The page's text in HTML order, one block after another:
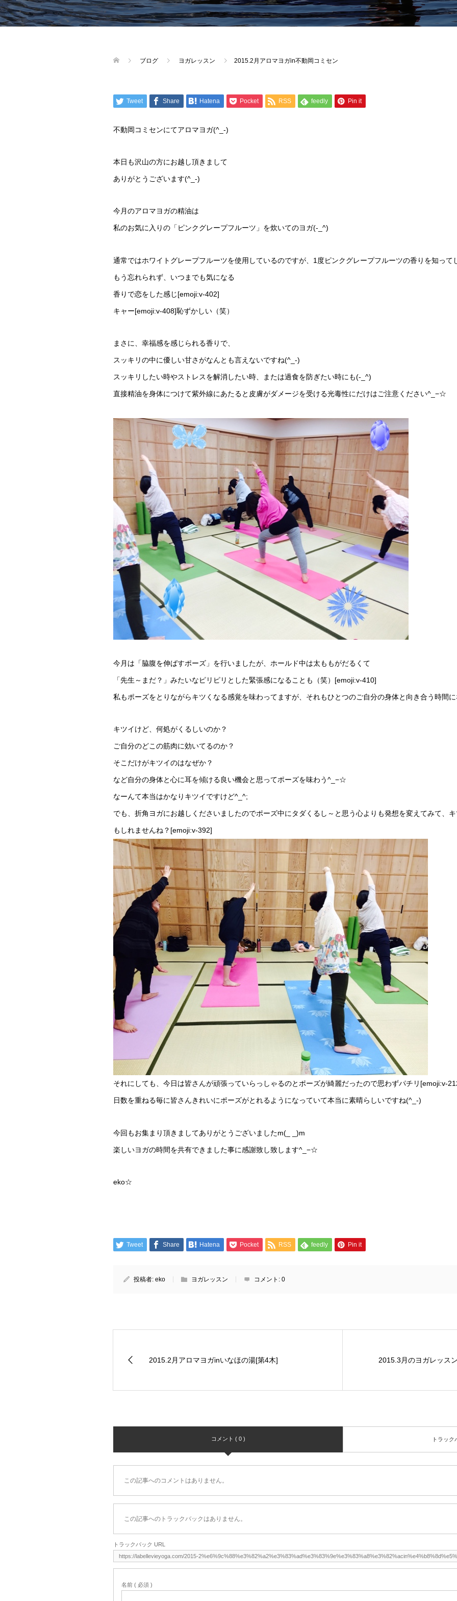
ブログ ヨガレッスン 2015.2月アロマヨガin不動岡コミセン
Tweet Share Hatena Pocket RSS feedly Pin it
不動岡コミセンにてアロマヨガ(^_-)
本日も沢山の方にお越し頂きまして
ありがとうございます(^_-)
今月のアロマヨガの精油は
私のお気に入りの「ピンクグレープフルーツ」を炊いてのヨガ(-_^)
通常ではホワイトグレープフルーツを使用しているのですが、1度ピンクグレープフルーツの香りを知って
もう忘れられず、いつまでも気になる
香りで恋をした感じ[emoji:v-402]
キャー[emoji:v-408]恥ずかしい（笑）
まさに、幸福感を感じられる香りで、
スッキリの中に優しい甘さがなんとも言えないですね(^_-)
スッキリしたい時やストレスを解消したい時、または過食を防ぎたい時にも(-_^)
直接精油を身体につけて紫外線にあたると皮膚がダメージを受ける光毒性にだけはご注意ください^_−☆
今月は「脇腹を伸ばすポーズ」を行いましたが、ホールド中は太ももがだるくて
「先生～まだ？」みたいなピリピリとした緊張感になることも（笑）[emoji:v-410]
私もポーズをとりながらキツくなる感覚を味わってますが、それもひとつのご自分の身体と向き合う時間
キツイけど、何処がくるしいのか？
ご自分のどこの筋肉に効いてるのか？
そこだけがキツイのはなぜか？
など自分の身体と心に耳を傾ける良い機会と思ってポーズを味わう^_−☆
なーんて本当はかなりキツイですけど^_^;
でも、折角ヨガにお越しくださいましたのでポーズ中にタダくるし～と思う心よりも発想を変えてみて、
もしれませんね？[emoji:v-392]
それにしても、今日は皆さんが頑張っていらっしゃるのとポーズが綺麗だったので思わずパチリ[emoji:v-
日数を重ねる毎に皆さんきれいにポーズがとれるようになっていて本当に素晴らしいですね(^_-)
今回もお集まり頂きましてありがとうございましたm(_ _)m
楽しいヨガの時間を共有できました事に感謝致し致します^_−☆
eko☆
Tweet Share Hatena Pocket RSS feedly Pin it
投稿者: eko ヨガレッスン コメント: 0
2015.2月アロマヨガinいなほの湯[第4木] 2015.3月のヨガレッス
コメント ( 0 ) トラッ
この記事へのコメントはありません。
この記事へのトラックバックはありません。
トラックバック URL
名前 ( 必須 )